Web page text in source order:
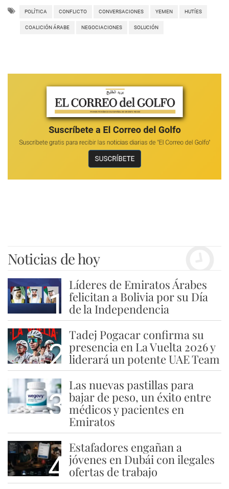
POLÍTICA CONFLICTO CONVERSACIONES YEMEN HUTÍES
COALICIÓN ÁRABE NEGOCIACIONES SOLUCIÓN
Noticias de hoy
1
Líderes de Emiratos Árabes
felicitan a Bolivia por su Día
de la Independencia
2
Tadej Pogacar confirma su
presencia en La Vuelta 2026 y
liderará un potente UAE Team
3
Las nuevas pastillas para
bajar de peso, un éxito entre
médicos y pacientes en
Emiratos
4
Estafadores engañan a
jóvenes en Dubái con ilegales
ofertas de trabajo